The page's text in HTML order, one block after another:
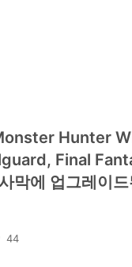
Hunter
Final
막에 업그레이드
44